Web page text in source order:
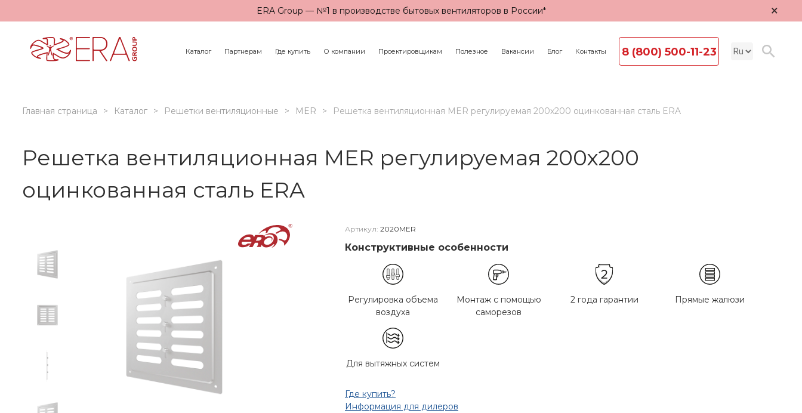
ERA Group — №1 в производстве бытовых вентиляторов в России* ×
Каталог Партнерам Где купить О компании Проектировщикам Полезное Вакансии Блог Контакты 8 (800) 500-11-23
Главная страница Каталог Решетки вентиляционные MER Решетка вентиляционная MER регулируемая 200х200 оцинкованная сталь ERA
Решетка вентиляционная MER регулируемая 200х200
оцинкованная сталь ERA
Артикул: 2020MER
Конструктивные особенности
Регулировка объема
воздуха
Монтаж с помощью
саморезов
2 года гарантии Прямые жалюзи
Для вытяжных систем
Где купить?
Информация для дилеров